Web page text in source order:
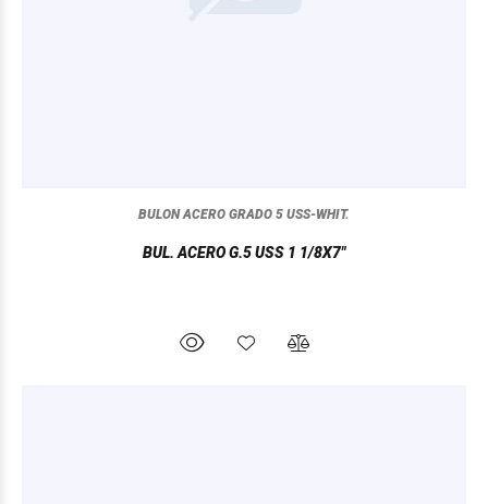
BULON ACERO GRADO 5 USS-WHIT.
BUL. ACERO G.5 USS 1 1/8X7"